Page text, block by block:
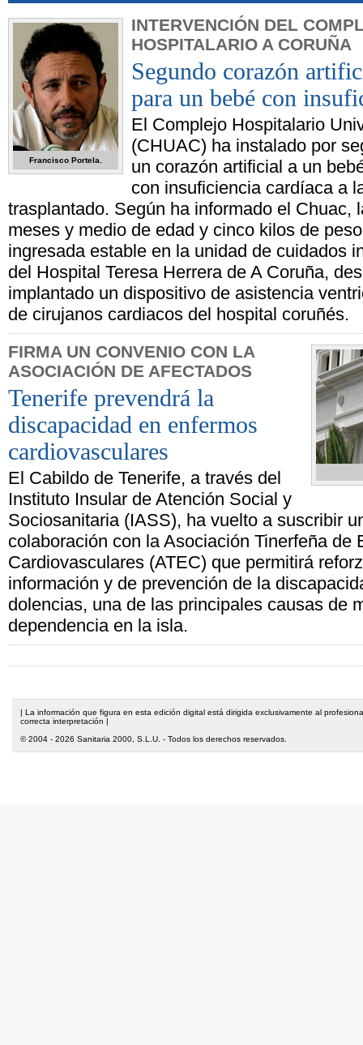
Francisco Portela.
INTERVENCIÓN DEL
HOSPITALARIO A CORUÑA
Segundo corazón
para un bebé con
El Complejo Hospitalario
(CHUAC) ha instalado por
un corazón artificial a un
con insuficiencia cardíaca a
trasplantado. Según ha informado el Chuac,
meses y medio de edad y cinco kilos de
ingresada estable en la unidad de cuidados
del Hospital Teresa Herrera de A Coruña,
implantado un dispositivo de asistencia
de cirujanos cardiacos del hospital coruñés.
FIRMA UN CONVENIO CON LA
ASOCIACIÓN DE AFECTADOS
Tenerife prevendrá la
discapacidad en enfermos
cardiovasculares
El Cabildo de Tenerife, a través del
Instituto Insular de Atención Social y
Sociosanitaria (IASS), ha vuelto a suscribir
colaboración con la Asociación Tinerfeña de
Cardiovasculares (ATEC) que permitirá
información y de prevención de la
dolencias, una de las principales causas de
dependencia en la isla.
| La información que figura en esta edición digital está dirigida exclusivamente al
correcta interpretación |
© 2004 - 2026 Sanitaria 2000, S.L.U. - Todos los derechos reservados.